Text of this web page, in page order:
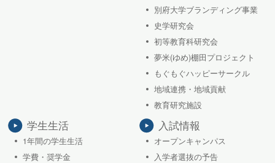
別府大学ブランディング事業
史学研究会
初等教育科研究会
夢米(ゆめ)棚田プロジェクト
もぐもぐハッピーサークル
地域連携・地域貢献
教育研究施設
学生生活
1年間の学生生活
学費・奨学金
入試情報
オープンキャンパス
入学者選抜の予告